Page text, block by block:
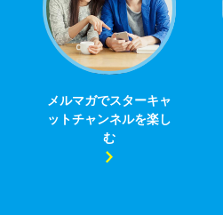
メルマガでスターキャ
ットチャンネルを楽し
む